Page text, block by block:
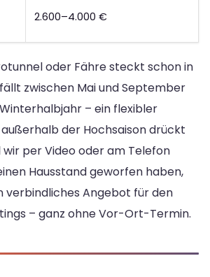
2.600–4.000 €
oder Fähre steckt schon in
zwischen Mai und September
– ein flexibler
der Hochsaison drückt
wir per Video oder am Telefon
Hausstand geworfen haben,
verbindliches Angebot für den
– ganz ohne Vor-Ort-Termin.